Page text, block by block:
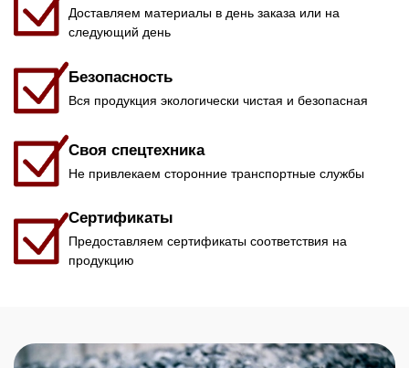
Доставляем материалы в день заказа или на
следующий день
Безопасность
Вся продукция экологически чистая и безопасная
Своя спецтехника
Не привлекаем сторонние транспортные службы
Сертификаты
Предоставляем сертификаты соответствия на
продукцию